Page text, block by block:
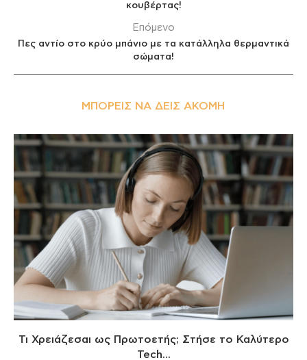
κουβέρτας!
Επόμενο
Πες αντίο στο κρύο μπάνιο με τα κατάλληλα θερμαντικά
σώματα!
ΜΠΟΡΕΊΣ ΝΑ ΔΕΙΣ ΑΚΌΜΗ
Τι Χρειάζεσαι ως Πρωτοετής; Στήσε το Καλύτερο
Tech...